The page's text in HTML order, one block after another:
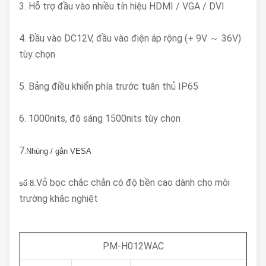
3. Hỗ trợ đầu vào nhiều tín hiệu HDMI / VGA / DVI
4. Đầu vào DC12V, đầu vào điện áp rộng (+ 9V ～ 36V)
tùy chọn
5. Bảng điều khiển phía trước tuân thủ IP65
6. 1000nits, độ sáng 1500nits tùy chọn
7. Nhúng / gắn VESA
số 8.Vỏ bọc chắc chắn có độ bền cao dành cho môi
trường khắc nghiệt
PM-H012WAC